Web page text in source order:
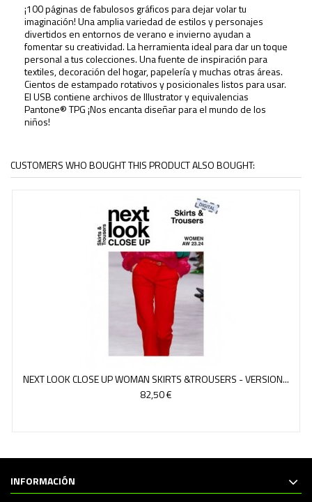
¡100 páginas de fabulosos gráficos para dejar volar tu
imaginación! Una amplia variedad de estilos y personajes
divertidos en entornos de verano e invierno ayudan a
fomentar su creatividad. La herramienta ideal para dar un toque
personal a tus colecciones. Una fuente de inspiración para
textiles, decoración del hogar, papelería y muchas otras áreas.
Cientos de estampado rotativos y posicionales listos para usar.
El USB contiene archivos de Illustrator y equivalencias
Pantone® TPG ¡Nos encanta diseñar para el mundo de los
niños!
CUSTOMERS WHO BOUGHT THIS PRODUCT ALSO BOUGHT:
NEXT LOOK CLOSE UP WOMAN SKIRTS &TROUSERS - VERSION...
82,50 €
INFORMACIÓN